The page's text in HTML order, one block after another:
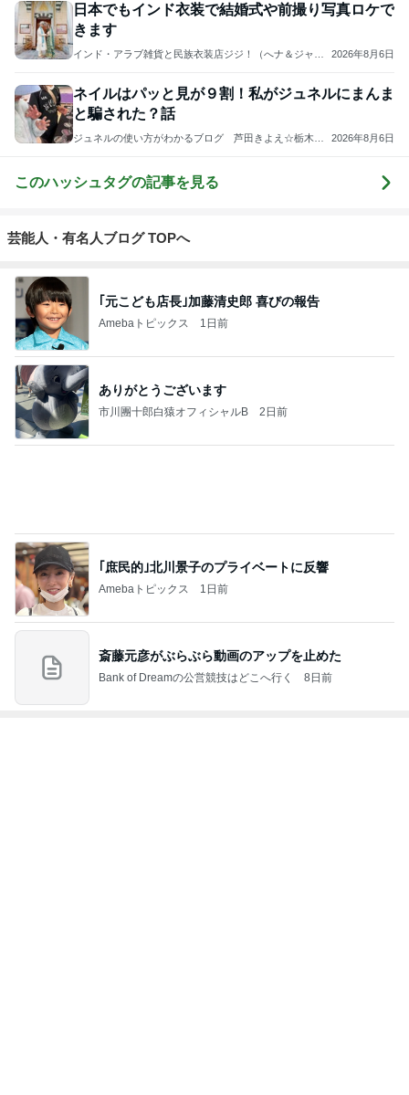
日本でもインド衣装で結婚式や前撮り写真ロケで
きます
インド・アラブ雑貨と民族衣装店ジジ！（へナ＆ジャグ
2026年8月6日
ネイルはパッと見が９割！私がジュネルにまんま
と騙された？話
ジュネルの使い方がわかるブログ 芦田きよえ☆栃木県
2026年8月6日
このハッシュタグの記事を見る
芸能人・有名人ブログ TOPへ
｢元こども店長｣加藤清史郎 喜びの報告
Amebaトピックス 1日前
ありがとうございます
市川團十郎白猿オフィシャルB 2日前
｢庶民的｣北川景子のプライベートに反響
Amebaトピックス 1日前
斎藤元彦がぶらぶら動画のアップを止めた
Bank of Dreamの公営競技はどこへ行く 8日前